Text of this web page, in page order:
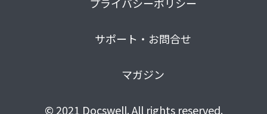
プライバシーポリシー
サポート・お問合せ
マガジン
© 2021 Docswell. All rights reserved.